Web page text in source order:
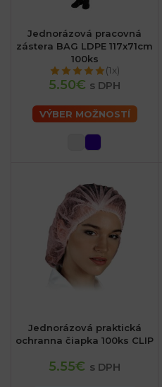
Jednorázová pracovná
zástera BAG LDPE 117x71cm
100ks
(1x)
5.50€ s DPH
VÝBER MOŽNOSTÍ
Jednorázová praktická
ochranna čiapka 100ks CLIP
5.55€ s DPH